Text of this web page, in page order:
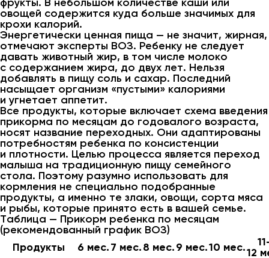
овощей содержится куда больше значимых для
крохи калорий.
Энергетически ценная пища — не значит, жирная,
отмечают эксперты ВОЗ. Ребенку не следует
давать животный жир, в том числе молоко
с содержанием жира, до двух лет. Нельзя
добавлять в пищу соль и сахар. Последний
насыщает организм «пустыми» калориями
и угнетает аппетит.
Все продукты, которые включает схема введения
прикорма по месяцам до годовалого возраста,
носят название переходных. Они адаптированы
потребностям ребенка по консистенции
и плотности. Целью процесса является переход
малыша на традиционную пищу семейного
стола. Поэтому разумно использовать для
кормления не специально подобранные
продукты, а именно те злаки, овощи, сорта мяса
и рыбы, которые принято есть в вашей семье.
Таблица — Прикорм ребенка по месяцам
(рекомендованный график ВОЗ)
Продукты
6 мес.7 мес.8 мес.9 мес.10 мес.12